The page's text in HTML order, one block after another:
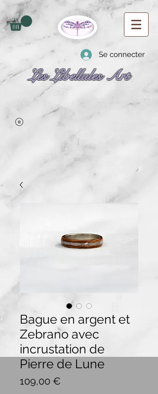
Se connecter
Les Libellules Art
Bague en argent et
Zebrano avec
incrustation de
Pierre de Lune
109,00 €